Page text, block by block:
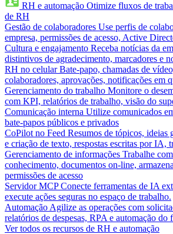
RH e automação Otimize fluxos de
de RH
Gestão de colaboradores Use perfis de
empresa, permissões de acesso, Active
Cultura e engajamento Receba notícias da
distintivos de agradecimento, marcadores e
RH no celular Bate-papo, chamadas de
colaboradores, aprovações, notificações em
Gerenciamento do trabalho Monitore o
com KPI, relatórios de trabalho, visão do
Comunicação interna Utilize comunicados
bate-papos públicos e privados
CoPilot no Feed Resumos de tópicos, ideias
e criação de texto, respostas escritas por IA,
Gerenciamento de informações Trabalhe
conhecimento, documentos on-line,
permissões de acesso
Servidor MCP Conecte ferramentas de IA
execute ações seguras no espaço de trabalho.
Automação Agilize as operações com
relatórios de despesas, RPA e automação do
Ver todos os recursos de RH e automação